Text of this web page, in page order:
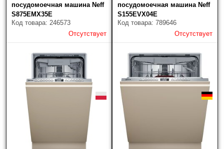
De Dietrich
Electrolux(45)
Franke(5)
Gaggenau
Gorenje
Graude(8)
посудомоечная машина Neff
S875EMX35E
Код товара: 246573
Отсутствует
посудомоечная машина Neff
S155EVX04E
Код товара: 789646
Отсутствует